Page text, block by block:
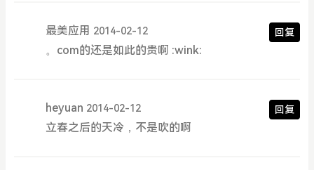
最美应用 2014-02-12 回复
。com的还是如此的贵啊 :wink:
heyuan 2014-02-12 回复
立春之后的天冷，不是吹的啊